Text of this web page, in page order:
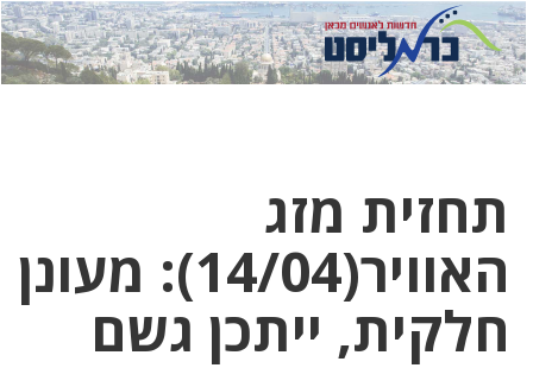
לחץ
כאן
לחץ
כדי
תחזית מזג
האוויר(14/04): מעונן
חלקית, ייתכן גשם